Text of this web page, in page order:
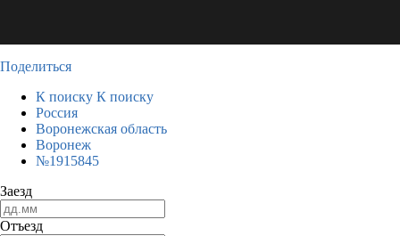
Поделиться
К поиску К поиску
Россия
Воронежская область
Воронеж
№1915845
Заезд
Отъезд